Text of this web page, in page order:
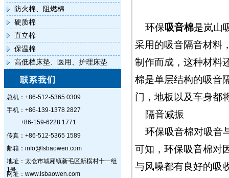
防火棉、阻燃棉
硬质棉
直立棉
保温棉
高低档床垫、医用、护理床垫
总机：+86-512-5365 0309
手机：+86-139-1378 2827
+86-159-6228 1771
传真：+86-512-5365 1589
邮箱：info@lsbaowen.com
地址：太仓市城厢镇新毛区新横村十一组
1号
网址：www.lsbaowen.com
环保吸音棉是岚山
采用的吸音隔音材料
制作而成，这种材料
棉是单层结构的吸音
门，地板以及车身都
隔音减振
环保吸音棉对吸音
可知，环保吸音棉对
与风噪都有良好的吸